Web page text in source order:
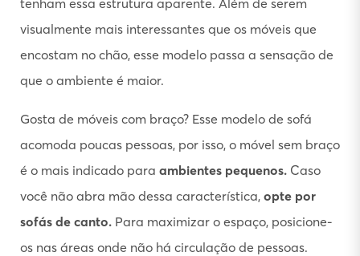
tenham essa estrutura aparente. Além de serem
visualmente mais interessantes que os móveis que
encostam no chão, esse modelo passa a sensação de
que o ambiente é maior.
Gosta de móveis com braço? Esse modelo de sofá
acomoda poucas pessoas, por isso, o móvel sem braço
é o mais indicado para ambientes pequenos. Caso
você não abra mão dessa característica, opte por
sofás de canto. Para maximizar o espaço, posicione-
os nas áreas onde não há circulação de pessoas.